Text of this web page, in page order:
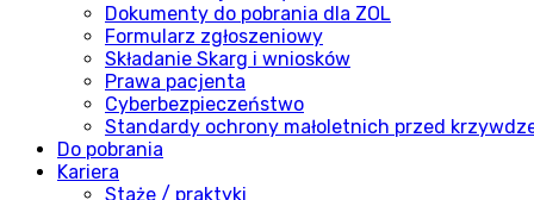
Dokumenty do pobrania dla ZOL
Formularz zgłoszeniowy
Składanie Skarg i wniosków
Prawa pacjenta
Cyberbezpieczeństwo
Standardy ochrony małoletnich przed
Do pobrania
Kariera
Staże / praktyki